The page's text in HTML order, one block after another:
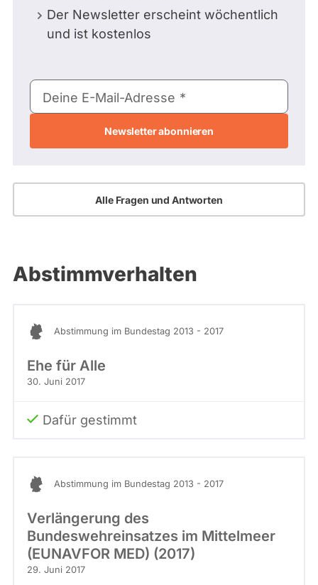
Der Newsletter erscheint wöchentlich
und ist kostenlos
E-
Mail-
Deine E-Mail-Adresse
Alle Fragen und Antworten
Abstimmverhalten
Abstimmung im Bundestag 2013 - 2017
Ehe für Alle
30. Juni 2017
Dafür gestimmt
Abstimmung im Bundestag 2013 - 2017
Verlängerung des
Bundeswehreinsatzes im Mittelmeer
(EUNAVFOR MED) (2017)
29. Juni 2017